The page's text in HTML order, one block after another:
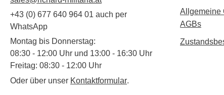
+43 (0) 677 640 964 01 auch per
WhatsApp
Montag bis Donnerstag:
08:30 - 12:00 Uhr und 13:00 - 16:30 Uhr
Freitag: 08:30 - 12:00 Uhr
Oder über unser Kontaktformular.
Allgemeine
AGBs